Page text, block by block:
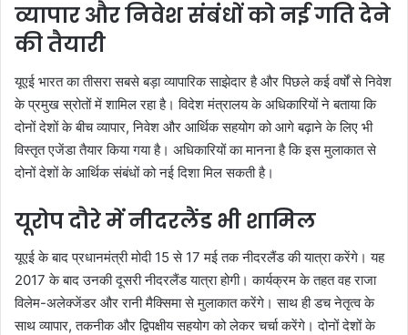
व्यापार और निवेश संबंधों को नई गति देने
की तैयारी
यूएई भारत का तीसरा सबसे बड़ा व्यापारिक साझेदार है और पिछले कई वर्षों से निवेश
के प्रमुख स्रोतों में शामिल रहा है। विदेश मंत्रालय के अधिकारियों ने बताया कि
दोनों देशों के बीच व्यापार, निवेश और आर्थिक सहयोग को आगे बढ़ाने के लिए भी
विस्तृत एजेंडा तैयार किया गया है। अधिकारियों का मानना है कि इस मुलाकात से
दोनों देशों के आर्थिक संबंधों को नई दिशा मिल सकती है।
यूरोप दौरे में नीदरलैंड भी शामिल
यूएई के बाद प्रधानमंत्री मोदी 15 से 17 मई तक नीदरलैंड की यात्रा करेंगे। यह
2017 के बाद उनकी दूसरी नीदरलैंड यात्रा होगी। कार्यक्रम के तहत वह राजा
विलेम-अलेक्जेंडर और रानी मैक्सिमा से मुलाकात करेंगे। साथ ही डच नेतृत्व के
साथ व्यापार, तकनीक और द्विपक्षीय सहयोग को लेकर चर्चा करेंगे। दोनों देशों के